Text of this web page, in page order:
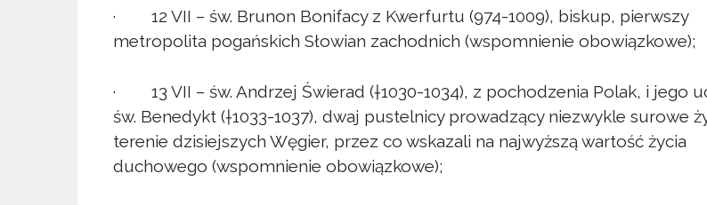
· 12 VII – św. Brunon Bonifacy z Kwerfurtu (974-1009), biskup, pierwszy
metropolita pogańskich Słowian zachodnich (wspomnienie obowiązkowe);
· 13 VII – św. Andrzej Świerad (†1030-1034), z pochodzenia Polak, i jego
św. Benedykt (†1033-1037), dwaj pustelnicy prowadzący niezwykle surowe
terenie dzisiejszych Węgier, przez co wskazali na najwyższą wartość życia
duchowego (wspomnienie obowiązkowe);